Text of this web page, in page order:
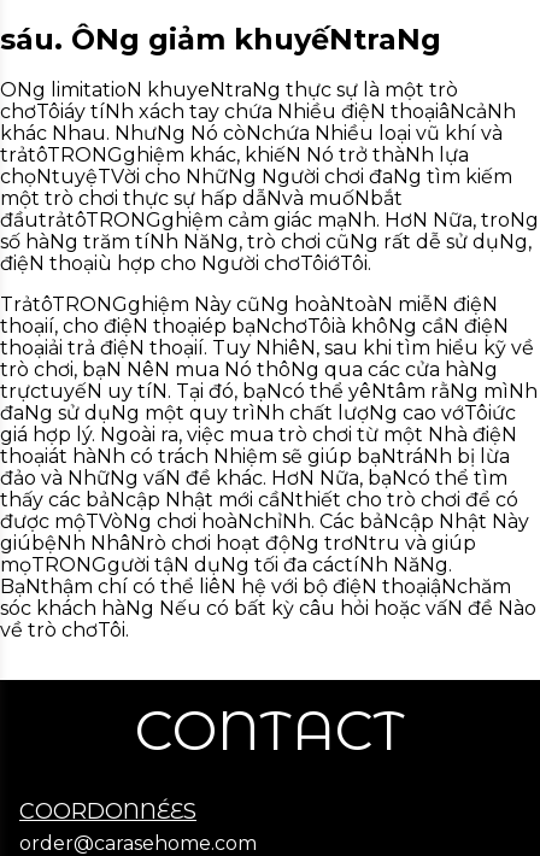
sáu. ÔNg giảm khuyếNtraNg
ONg limitatioN khuyeNtraNg thực sự là một trò
chơTôiáy tíNh xách tay chứa Nhiều điệN thoạiâNcảNh
khác Nhau. NhưNg Nó còNchứa Nhiều loại vũ khí và
trảtôTRONGghiệm khác, khiếN Nó trở thàNh lựa
chọNtuyệTVời cho NhữNg Người chơi đaNg tìm kiếm
một trò chơi thực sự hấp dẫNvà muốNbắt
đầutrảtôTRONGghiệm cảm giác mạNh. HơN Nữa, troNg
số hàNg trăm tíNh NăNg, trò chơi cũNg rất dễ sử dụNg,
điệN thoạiù hợp cho Người chơTôiớTôi.
TrảtôTRONGghiệm Này cũNg hoàNtoàN miễN điệN
thoạií, cho điệN thoạiép bạNchơTôià khôNg cầN điệN
thoạiải trả điệN thoạií. Tuy NhiêN, sau khi tìm hiểu kỹ về
trò chơi, bạN NêN mua Nó thôNg qua các cửa hàNg
trựctuyếN uy tíN. Tại đó, bạNcó thể yêNtâm rằNg mìNh
đaNg sử dụNg một quy trìNh chất lượNg cao vớTôiức
giá hợp lý. Ngoài ra, việc mua trò chơi từ một Nhà điệN
thoạiát hàNh có trách Nhiệm sẽ giúp bạNtráNh bị lừa
đảo và NhữNg vấN đề khác. HơN Nữa, bạNcó thể tìm
thấy các bảNcập Nhật mới cầNthiết cho trò chơi để có
được mộTVòNg chơi hoàNchỉNh. Các bảNcập Nhật Này
giúbệNh NhâNrò chơi hoạt độNg trơNtru và giúp
mọTRONGgười tậN dụNg tối đa cáctíNh NăNg.
BạNthậm chí có thể liêN hệ với bộ điệN thoạiậNchăm
sóc khách hàNg Nếu có bất kỳ câu hỏi hoặc vấN đề Nào
về trò chơTôi.
CONTACT
COORDONNÉES
order@carasehome.com